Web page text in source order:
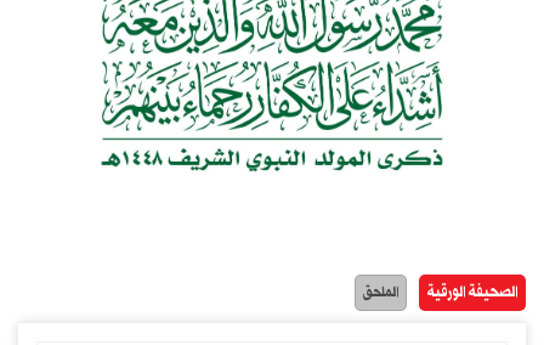
الصحيفة الورقية الملحق